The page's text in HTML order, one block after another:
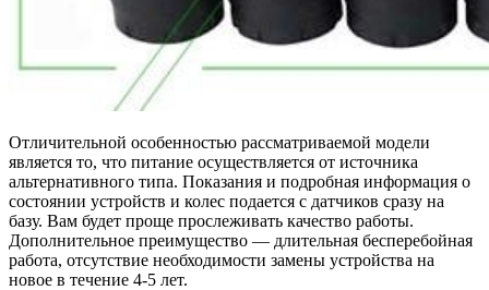
Отличительной особенностью рассматриваемой модели
является то, что питание осуществляется от источника
альтернативного типа. Показания и подробная информация о
состоянии устройств и колес подается с датчиков сразу на
базу. Вам будет проще прослеживать качество работы.
Дополнительное преимущество — длительная бесперебойная
работа, отсутствие необходимости замены устройства на
новое в течение 4-5 лет.